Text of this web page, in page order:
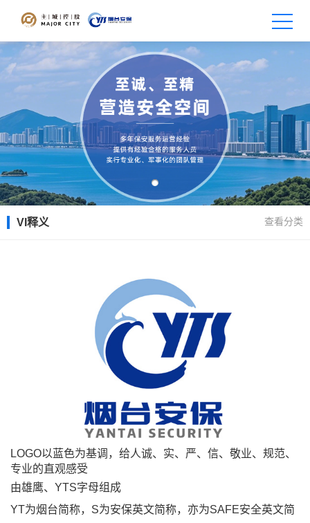
VI释义 查看分类
LOGO以蓝色为基调，给人诚、实、严、信、敬业、规范、
专业的直观感受
由雄鹰、YTS字母组成
YT为烟台简称，S为安保英文简称，亦为SAFE安全英文简